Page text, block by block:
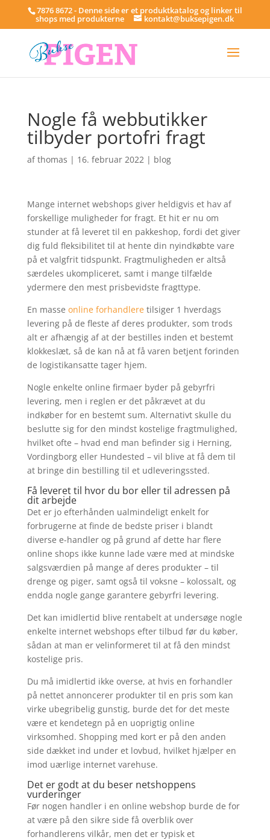
7876 8672 - Denne side er et produktkatalog og linker til
shops med produkterne kontakt@buksepigen.dk
Nogle få webbutikker
tilbyder portofri fragt
afthomas | 16. februar 2022| blog
Mange internet webshops giver heldigvis et hav af
forskellige muligheder for fragt. Et hit er nu om
stunder at få leveret til en pakkeshop, fordi det giver
dig fuld fleksibilitet til at hente din nyindkøbte vare
på et valgfrit tidspunkt. Fragtmuligheden er altså
særdeles ukompliceret, samt i mange tilfælde
ydermere den mest prisbevidste fragttype.
En masse online forhandleretilsiger 1 hverdags
levering på de fleste af deres produkter, som trods
alt er afhængig af at der bestilles inden et bestemt
klokkeslæt, så de kan nå at få varen betjent forinden
de logistikansatte tager hjem.
Nogle enkelte online firmaer byder på gebyrfri
levering, men i reglen er det påkrævet at du
indkøber for en bestemt sum. Alternativt skulle du
beslutte sig for den mindst kostelige fragtmulighed,
hvilket ofte – hvad end man befinder sig i Herning,
Vordingborg eller Hundested – vil blive at få dem til
at bringe din bestilling til et udleveringssted.
Få leveret til hvor du bor eller til adressen på
dit arbejde
Det er jo efterhånden ualmindeligt enkelt for
forbrugerne at finde de bedste priser i blandt
diverse e-handler og på grund af dette har flere
online shops ikke kunne lade være med at mindske
salgsværdien på mange af deres produkter – til
drenge og piger, samt også til voksne – kolossalt, og
endda nogle gange garantere gebyrfri levering.
Det kan imidlertid blive rentabelt at undersøge nogle
enkelte internet webshops efter tilbud før du køber,
sådan at man er velinformeret til at få den mindst
kostelige pris.
Du må imidlertid ikke overse, at hvis en forhandler
på nettet annoncerer produkter til en pris som kan
virke ubegribelig gunstig, burde det for det meste
være et kendetegn på en uoprigtig online
virksomhed. Shopping med kort er på den anden
side dækket ind under et lovbud, hvilket hjælper en
imod uærlige internet varehuse.
Det er godt at du beser netshoppens
vurderinger
Før nogen handler i en online webshop burde de for
at være på den sikre side få overblik over
forhandlerens vilkår, men det er typisk et